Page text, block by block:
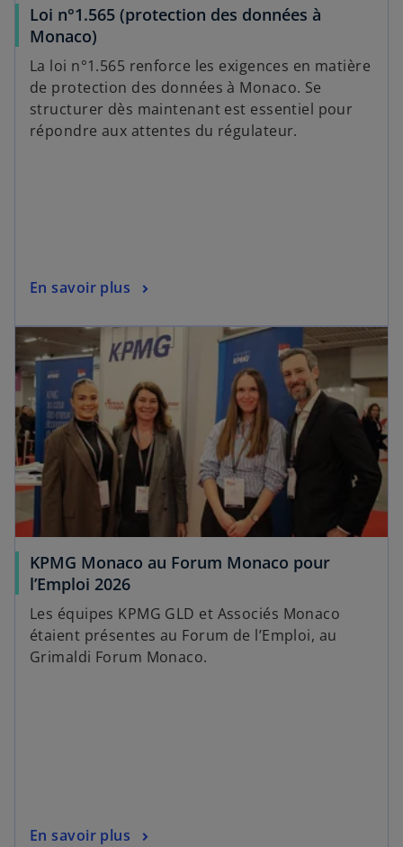
Loi n°1.565 (protection des données à
Monaco)
La loi n°1.565 renforce les exigences en matière
de protection des données à Monaco. Se
structurer dès maintenant est essentiel pour
répondre aux attentes du régulateur.
En savoir plus
KPMG Monaco au Forum Monaco pour
l’Emploi 2026
Les équipes KPMG GLD et Associés Monaco
étaient présentes au Forum de l’Emploi, au
Grimaldi Forum Monaco.
En savoir plus